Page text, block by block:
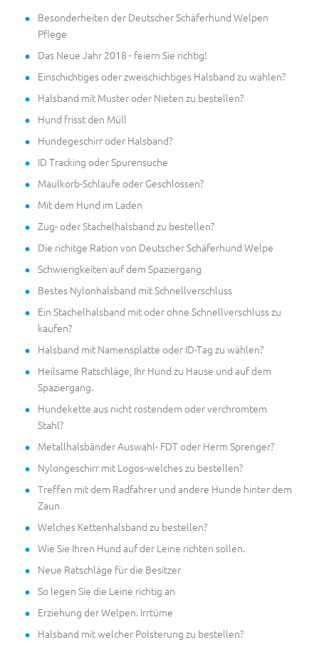
Besonderheiten der Deutscher Schäferhund Welpen
Pflege
Das Neue Jahr 2018 - feiern Sie richtig!
Einschichtiges oder zweischichtiges Halsband zu wählen?
Halsband mit Muster oder Nieten zu bestellen?
Hund frisst den Müll
Hundegeschirr oder Halsband?
ID Tracking oder Spurensuche
Maulkorb-Schlaufe oder Geschlossen?
Mit dem Hund im Laden
Zug- oder Stachelhalsband zu bestellen?
Die richitge Ration von Deutscher Schäferhund Welpe
Schwierigkeiten auf dem Spaziergang
Bestes Nylonhalsband mit Schnellverschluss
Ein Stachelhalsband mit oder ohne Schnellverschluss zu
kaufen?
Halsband mit Namensplatte oder ID-Tag zu wählen?
Heilsame Ratschläge, Ihr Hund zu Hause und auf dem
Spaziergang.
Hundekette aus nicht rostendem oder verchromtem
Stahl?
Metallhalsbänder Auswahl- FDT oder Herm Sprenger?
Nylongeschirr mit Logos-welches zu bestellen?
Treffen mit dem Radfahrer und andere Hunde hinter dem
Zaun
Welches Kettenhalsband zu bestellen?
Wie Sie Ihren Hund auf der Leine richten sollen.
Neue Ratschläge für die Besitzer
So legen Sie die Leine richtig an
Erziehung der Welpen. Irrtüme
Halsband mit welcher Polsterung zu bestellen?